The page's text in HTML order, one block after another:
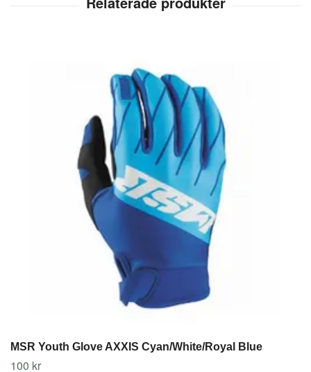
MSR Youth Glove AXXIS Cyan/White/Royal Blue
100 kr